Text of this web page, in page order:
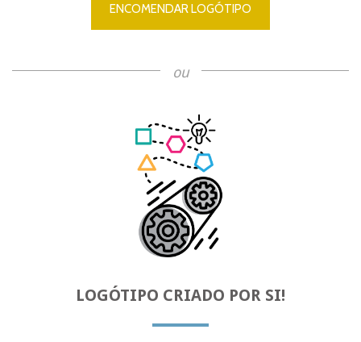
ENCOMENDAR LOGÓTIPO
ou
LOGÓTIPO CRIADO POR SI!